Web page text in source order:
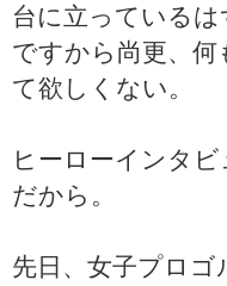
台に立っているは
ですから尚更、
て欲しくない。
ヒーローインタ
だから。
先日、女子プロ